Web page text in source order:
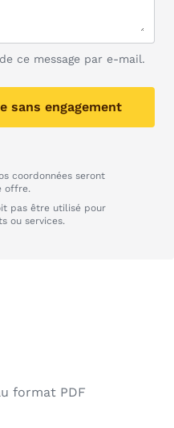
ce message par e-mail.
sans engagement
coordonnées seront
offre.
pas être utilisé pour
ou services.
format PDF